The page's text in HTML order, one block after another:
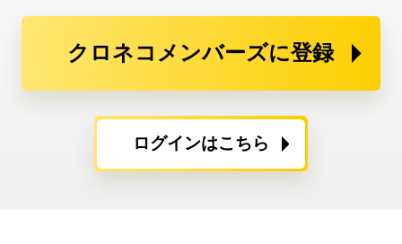
クロネコメンバーズに登録
ログインはこちら